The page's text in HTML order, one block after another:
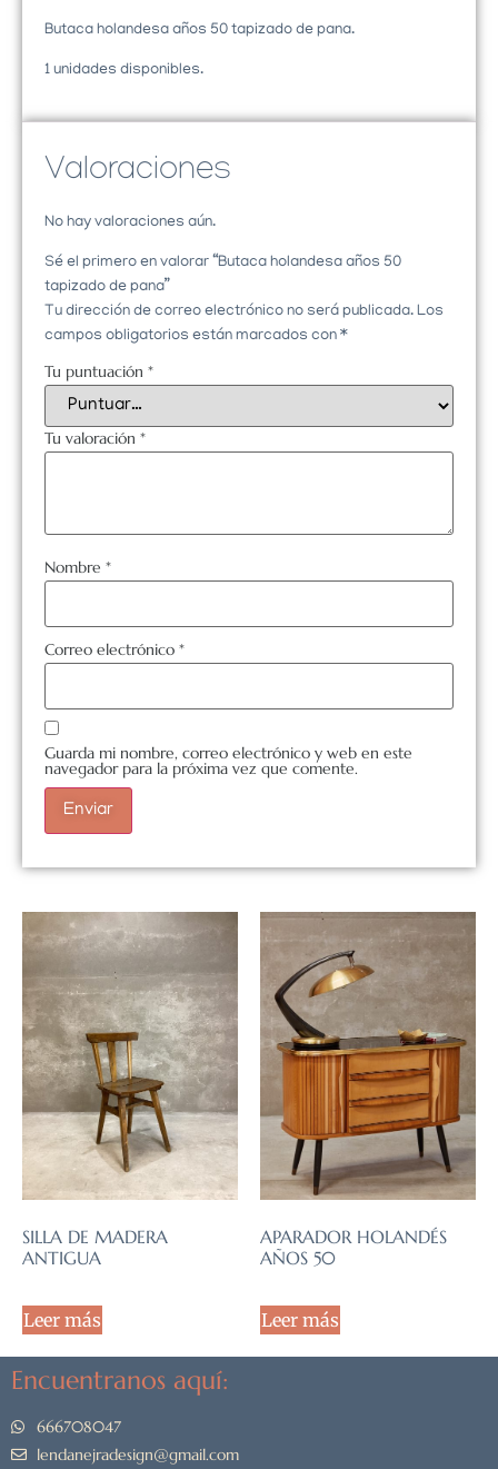
SILLA DE MADERA
ANTIGUA
Leer más
APARADOR HOLANDÉS
AÑOS 50
Leer más
Butaca holandesa años 50 tapizado de pana.
1 unidades disponibles.
Valoraciones
No hay valoraciones aún.
Sé el primero en valorar “Butaca holandesa años 50
tapizado de pana”
Tu dirección de correo electrónico no será publicada. Los
campos obligatorios están marcados con *
Tu puntuación *
Tu valoración *
Nombre *
Correo electrónico *
Guarda mi nombre, correo electrónico y web en este
navegador para la próxima vez que comente.
Encuentranos aquí:
666708047
lendanejradesign@gmail.com